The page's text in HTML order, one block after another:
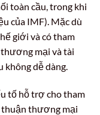
toàn cầu, trong khi
của IMF). Mặc dù
giới và có tham
mại và tài
không dễ dàng.
tố hỗ trợ cho tham
thuận thương mại